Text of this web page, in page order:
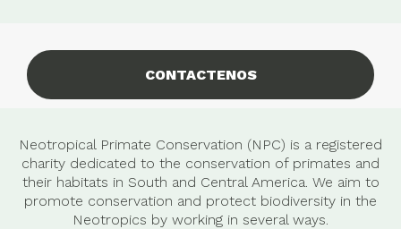
CONTACTENOS
Neotropical Primate Conservation (NPC) is a registered
charity dedicated to the conservation of primates and
their habitats in South and Central America. We aim to
promote conservation and protect biodiversity in the
Neotropics by working in several ways.